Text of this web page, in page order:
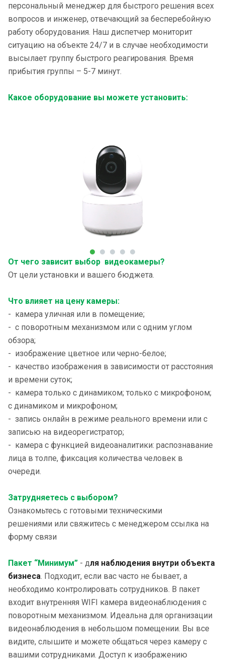
персональный менеджер для быстрого решения всех
вопросов и инженер, отвечающий за бесперебойную
работу оборудования. Наш диспетчер мониторит
ситуацию на объекте 24/7 и в случае необходимости
высылает группу быстрого реагирования. Время
прибытия группы – 5-7 минут.
Какое оборудование вы можете установить:
От чего зависит выбор видеокамеры?
От цели установки и вашего бюджета.
Что влияет на цену камеры:
- камера уличная или в помещение;
- с поворотным механизмом или с одним углом
обзора;
- изображение цветное или черно-белое;
- качество изображения в зависимости от расстояния
и времени суток;
- камера только с динамиком; только с микрофоном;
с динамиком и микрофоном;
- запись онлайн в режиме реального времени или с
записью на видеорегистратор;
- камера с функцией видеоаналитики: распознавание
лица в толпе, фиксация количества человек в
очереди.
Затрудняетесь с выбором?
Ознакомьтесь с готовыми техническими
решениями или свяжитесь с менеджером ссылка на
форму связи
Пакет “Минимум” - для наблюдения внутри объекта
бизнеса. Подходит, если вас часто не бывает, а
необходимо контролировать сотрудников. В пакет
входит внутренняя WIFI камера видеонаблюдения с
поворотным механизмом. Идеальна для организации
видеонаблюдения в небольшом помещении. Вы все
видите, слышите и можете общаться через камеру с
вашими сотрудниками. Доступ к изображению